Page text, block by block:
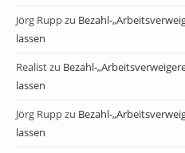
Jörg Ruppzu Bezahl-
lassen
Realistzu Bezahl-
lassen
Jörg Ruppzu Bezahl-
lassen